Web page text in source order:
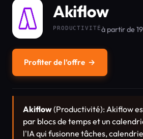
Akiflow
PRODUCTIVITÉà partir de
Profiter de l’offre →
Akiflow(Productivité): Akiflow
par blocs de temps et un
l'IA qui fusionne tâches,